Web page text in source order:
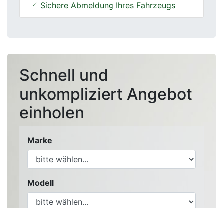
Sichere Abmeldung Ihres Fahrzeugs
Schnell und
unkompliziert Angebot
einholen
Marke
Modell